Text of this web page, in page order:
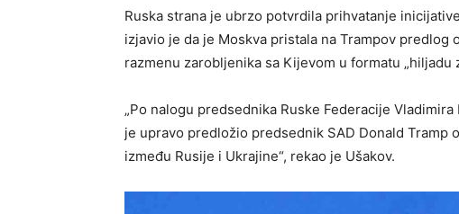
Ruska strana je ubrzo potvrdila prihvatanje
izjavio je da je Moskva pristala na Trampov predlog
razmenu zarobljenika sa Kijevom u formatu „hiljadu
„Po nalogu predsednika Ruske Federacije
je upravo predložio predsednik SAD Donald
između Rusije i Ukrajine“, rekao je Ušakov.